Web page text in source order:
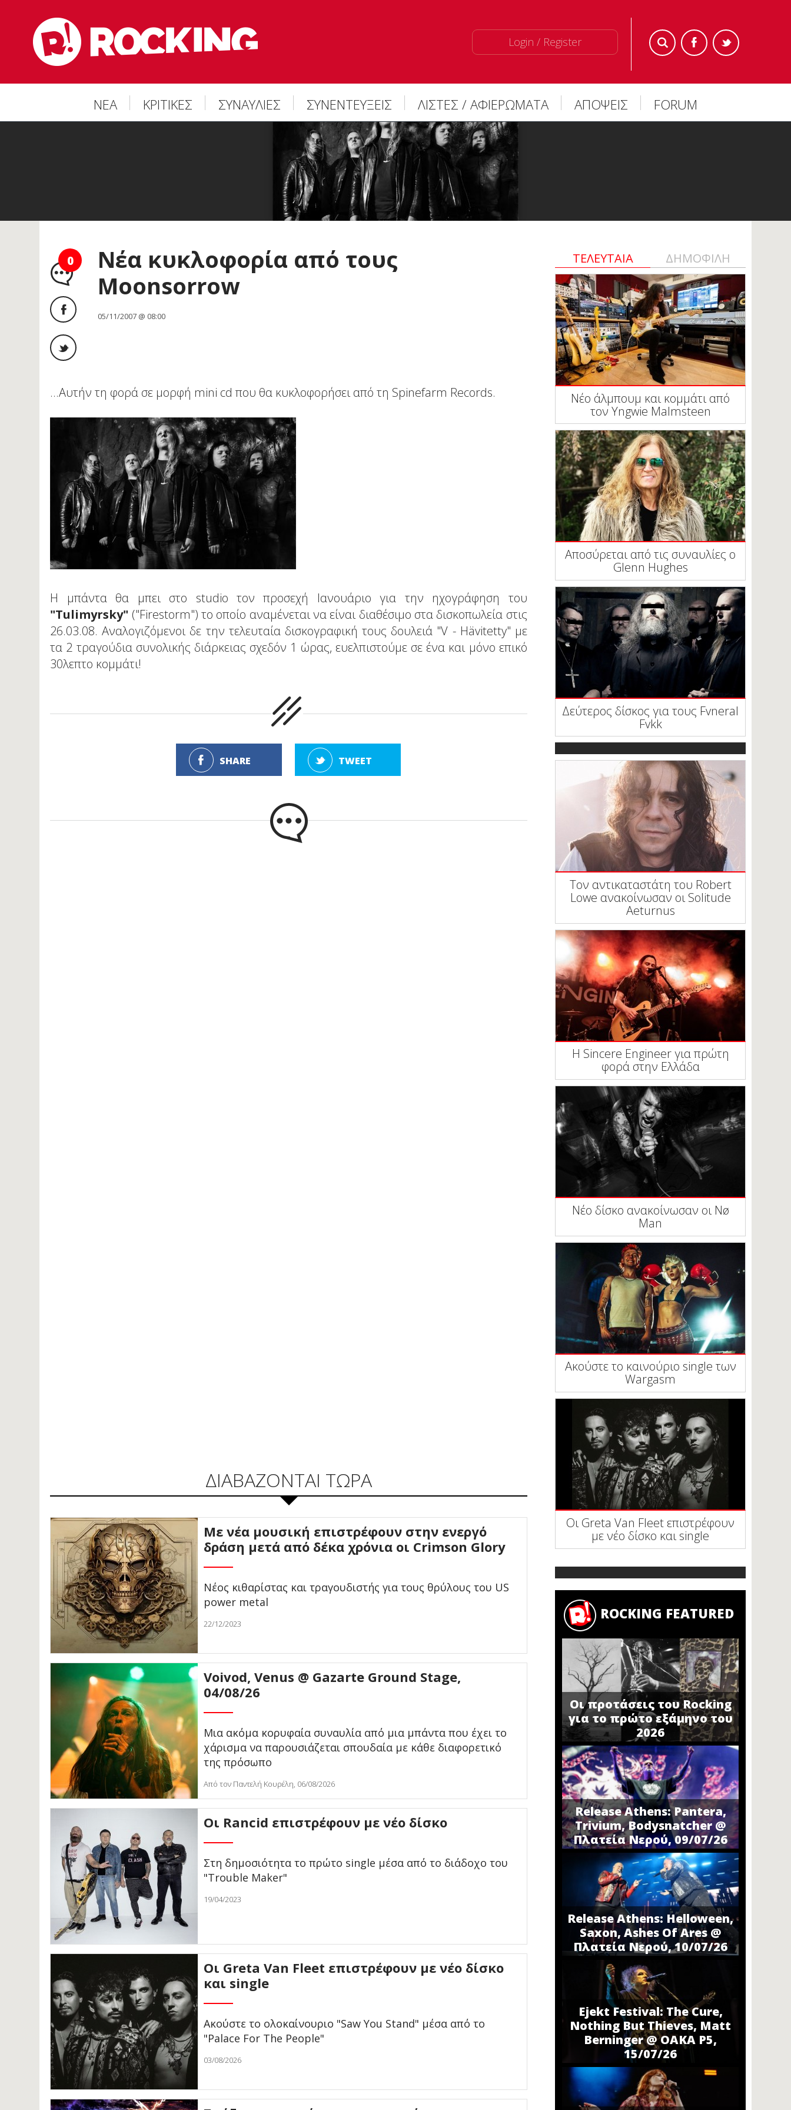
Login / Register
ΝΕΑ ΚΡΙΤΙΚΕΣ ΣΥΝΑΥΛΙΕΣ ΣΥΝΕΝΤΕΥΞΕΙΣ ΛΙΣΤΕΣ / ΑΦΙΕΡΩΜΑΤΑ ΑΠΟΨΕΙΣ FORUM
0
Νέα κυκλοφορία από τους
Moonsorrow
05/11/2007 @ 08:00
...Αυτήν τη φορά σε μορφή mini cd που θα κυκλοφορήσει από τη Spinefarm Records.
Η μπάντα θα μπει στο studio τον προσεχή Ιανουάριο για την ηχογράφηση του
"Tulimyrsky" ("Firestorm") το οποίο αναμένεται να είναι διαθέσιμο στα δισκοπωλεία στις
26.03.08. Αναλογιζόμενοι δε την τελευταία δισκογραφική τους δουλειά "V - Hävitetty" με
τα 2 τραγούδια συνολικής διάρκειας σχεδόν 1 ώρας, ευελπιστούμε σε ένα και μόνο επικό
30λεπτο κομμάτι!
SHARE TWEET
ΔΙΑΒΑΖΟΝΤΑΙ ΤΩΡΑ
Με νέα μουσική επιστρέφουν στην ενεργό
δράση μετά από δέκα χρόνια οι Crimson Glory
Νέος κιθαρίστας και τραγουδιστής για τους θρύλους του US
power metal
22/12/2023
Voivod, Venus @ Gazarte Ground Stage,
04/08/26
Μια ακόμα κορυφαία συναυλία από μια μπάντα που έχει το
χάρισμα να παρουσιάζεται σπουδαία με κάθε διαφορετικό
της πρόσωπο
Από τον Παντελή Κουρέλη, 06/08/2026
Οι Rancid επιστρέφουν με νέο δίσκο
Στη δημοσιότητα το πρώτο single μέσα από το διάδοχο του
"Trouble Maker"
19/04/2023
Οι Greta Van Fleet επιστρέφουν με νέο δίσκο
και single
Ακούστε το ολοκαίνουριο "Saw You Stand" μέσα από το
"Palace For The People"
03/08/2026
ΤΕΛΕΥΤΑΙΑ ΔΗΜΟΦΙΛΗ
Νέο άλμπουμ και κομμάτι από
τον Yngwie Malmsteen
Αποσύρεται από τις συναυλίες ο
Glenn Hughes
Δεύτερος δίσκος για τους Fvneral
Fvkk
Τον αντικαταστάτη του Robert
Lowe ανακοίνωσαν οι Solitude
Aeturnus
Η Sincere Engineer για πρώτη
φορά στην Ελλάδα
Νέο δίσκο ανακοίνωσαν οι Nø
Man
Ακούστε το καινούριο single των
Wargasm
Οι Greta Van Fleet επιστρέφουν
με νέο δίσκο και single
ROCKING FEATURED
Οι προτάσεις του Rocking
για το πρώτο εξάμηνο του
2026
Release Athens: Pantera,
Trivium, Bodysnatcher @
Πλατεία Νερού, 09/07/26
Release Athens: Helloween,
Saxon, Ashes Of Ares @
Πλατεία Νερού, 10/07/26
Ejekt Festival: The Cure,
Nothing But Thieves, Matt
Berninger @ ΟΑΚΑ P5,
15/07/26